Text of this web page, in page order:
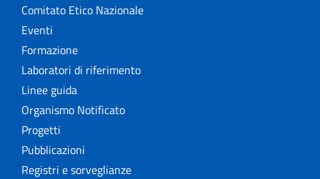
Comitato Etico Nazionale
Eventi
Formazione
Laboratori di riferimento
Linee guida
Organismo Notificato
Progetti
Pubblicazioni
Registri e sorveglianze